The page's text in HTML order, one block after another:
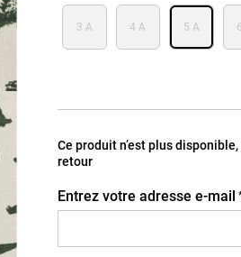
3 A 4 A 5 A
Ce produit n’est plus
retour
Entrez votre adresse e-mail